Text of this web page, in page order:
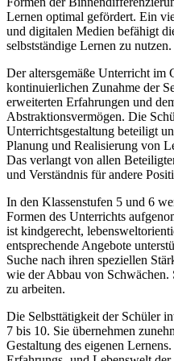
Lernen optimal gefördert. Ein
und digitalen Medien befähigt
selbstständige Lernen zu nutzen.
Der altersgemäße Unterricht im
kontinuierlichen Zunahme der
erweiterten Erfahrungen und
Abstraktionsvermögen. Die
Unterrichtsgestaltung beteiligt
Planung und Realisierung von
Das verlangt von allen
und Verständnis für andere
In den Klassenstufen 5 und 6
Formen des Unterrichts
ist kindgerecht,
entsprechende Angebote
Suche nach ihren speziellen
wie der Abbau von Schwächen.
zu arbeiten.
Die Selbsttätigkeit der Schüler
7 bis 10. Sie übernehmen
Gestaltung des eigenen